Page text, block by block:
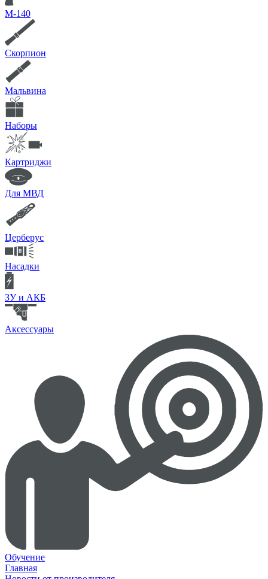
М-140
Скорпион
Мальвина
Наборы
Картриджи
Для МВД
Церберус
Насадки
ЗУ и АКБ
Аксессуары
Обучение
Главная